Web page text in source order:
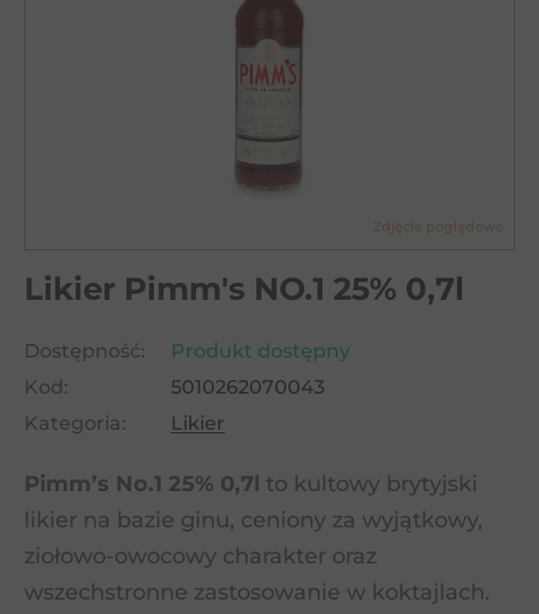
Likier Pimm's NO.1 25% 0,7l
Dostępność:
Produkt dostępny
Kod:
5010262070043
Kategoria:
Likier
Pimm’s No.1 25% 0,7l to kultowy brytyjski
likier na bazie ginu, ceniony za wyjątkowy,
ziołowo-owocowy charakter oraz
wszechstronne zastosowanie w koktajlach.